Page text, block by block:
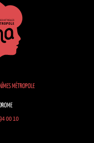
MÉTROPOLE
00 10